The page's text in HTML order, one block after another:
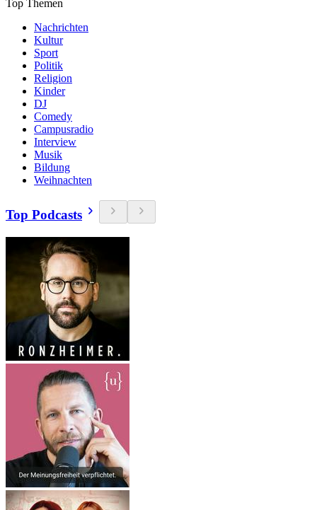
Top Themen
Nachrichten
Kultur
Sport
Politik
Religion
Kinder
DJ
Comedy
Campusradio
Interview
Musik
Bildung
Weihnachten
Top Podcasts